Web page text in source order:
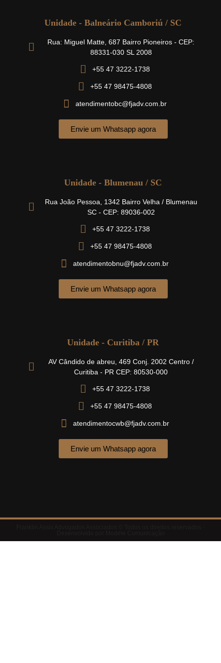
Unidade - Balneário Camboriú / SC
Rua: Miguel Matte, 687 Bairro Pioneiros - CEP:
88331-030 SL 2008
+55 47 3222-1738
+55 47 98475-4808
atendimentobc@fjadv.com.br
Envie um Whatsapp agora
Unidade - Blumenau / SC
Rua João Pessoa, 1342 Bairro Velha / Blumenau
SC - CEP: 89036-002
+55 47 3222-1738
+55 47 98475-4808
atendimentobnu@fjadv.com.br
Envie um Whatsapp agora
Unidade - Curitiba / PR
AV Cândido de abreu, 469 Conj. 2002 Centro /
Curitiba - PR CEP: 80530-000
+55 47 3222-1738
+55 47 98475-4808
atendimentocwb@fjadv.com.br
Envie um Whatsapp agora